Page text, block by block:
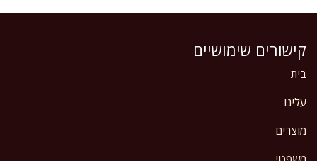
קישורים שימושיים
בית
עלינו
מוצרים